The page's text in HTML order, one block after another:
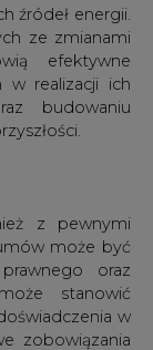
źródeł energii.
ze zmianami
efektywne
realizacji ich
budowaniu
z pewnymi
może być
oraz
stanowić
w
zobowiązania